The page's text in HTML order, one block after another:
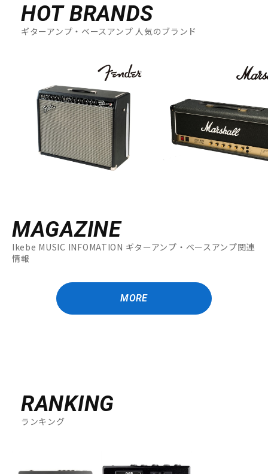
HOT BRANDS
ギターアンプ・ベースアンプ 人気のブランド
MAGAZINE
Ikebe MUSIC INFOMATION ギターアンプ・ベースアンプ関連
情報
MORE
RANKING
ランキング